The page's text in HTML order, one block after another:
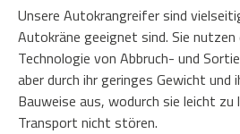
Unsere Autokrangreifer sind
Autokräne geeignet sind. Sie
Technologie von Abbruch- und
aber durch ihr geringes Gewicht
Bauweise aus, wodurch sie leicht zu
Transport nicht stören.